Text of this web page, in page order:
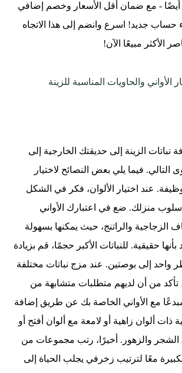
أيضًا - مع ضمان أقل الأسعار وخصم إضافي
إنشاء حساب جديد! اسرع وانضم إلى هذا الاتجاه
الأكثر مبيعًا الآن!
الأواني والحاويات المناسبة للزينة
نباتات الزينة إلى حديقتك الخارجية إلى
التالي. فيما يلي بعض النصائح لاختيار
عند اختيار الألوان، فكر في الشكل
منزلك. ضع في اعتبارك الأواني
الزجاجية والراتنج، حيث يمكنها بسهولة
بأنها حقيقية. للنباتات الأكبر حجمًا، قم بزيادة
واحد إلى بوصتين. عند مزج نباتات مختلفة
تأكد من أن لديهم متطلبات متشابهة من
مع الأواني الخاصة بك عن طريق إضافة
ذات ألوان زاهية أو لامعة مع ألوان أفتح أو
الشجر والزهور. أخيرًا، رتب مجموعات من
معًا لترتيب زخرفي يجلب الحياة إلى